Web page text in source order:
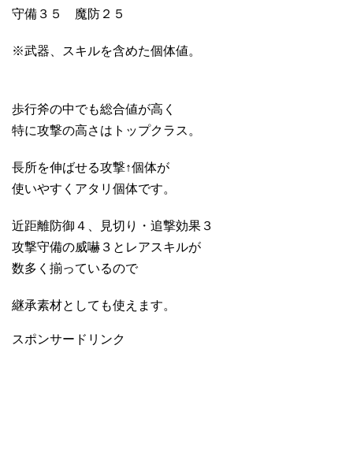
守備３５ 魔防２５
※武器、スキルを含めた個体値。
歩行斧の中でも総合値が高く
特に攻撃の高さはトップクラス。
長所を伸ばせる攻撃↑個体が
使いやすくアタリ個体です。
近距離防御４、見切り・追撃効果３
攻撃守備の威嚇３とレアスキルが
数多く揃っているので
継承素材としても使えます。
スポンサードリンク